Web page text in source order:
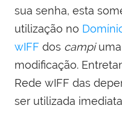
sua senha, esta
utilização no
wIFF dos campi
modificação.
Rede wIFF das
ser utilizada